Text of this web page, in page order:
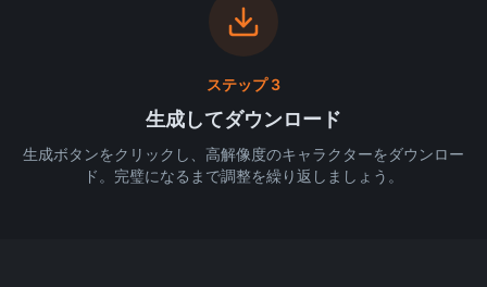
ステップ 3
生成してダウンロード
生成ボタンをクリックし、高解像度のキャラクターをダウンロー
ド。完璧になるまで調整を繰り返しましょう。